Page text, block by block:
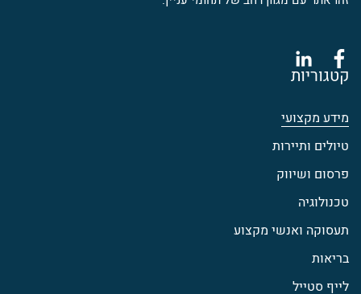
קטגוריות
מידע מקצועי
טיולים ותיירות
פרסום ושיווק
טכנולוגיה
תעסוקה ואנשי מקצוע
בריאות
לייף סטייל